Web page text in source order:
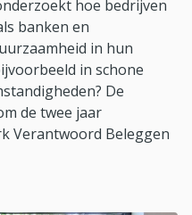
hoe bedrijven
banken en
in hun
in schone
De
de twee jaar
Verantwoord Beleggen